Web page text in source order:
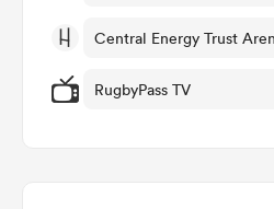
Central Energy Trust
RugbyPass TV